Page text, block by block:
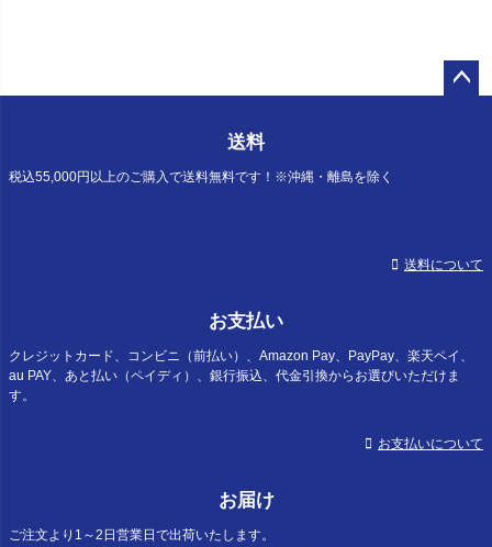
送料
税込55,000円以上のご購入で送料無料です！※沖縄・離島を除く
送料について
お支払い
クレジットカード、コンビニ（前払い）、Amazon Pay、PayPay、楽天ペイ、
au PAY、あと払い（ペイディ）、銀行振込、代金引換からお選びいただけま
す。
お支払いについて
お届け
ご注文より1～2日営業日で出荷いたします。